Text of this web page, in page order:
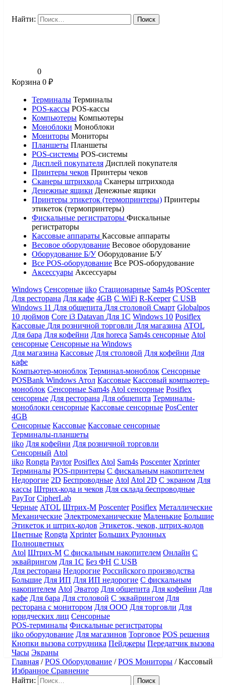
Найти:
0
Корзина 0 ₽
Терминалы Терминалы
POS-кассы POS-кассы
Компьютеры Компьютеры
Моноблоки Моноблоки
Мониторы Мониторы
Планшеты Планшеты
POS-системы POS-системы
Дисплей покупателя Дисплей покупателя
Принтеры чеков Принтеры чеков
Сканеры штрихкода Сканеры штрихкода
Денежные ящики Денежные ящики
Принтеры этикеток (термопринтеры) Принтеры
этикеток (термопринтеры)
Фискальные регистраторы Фискальные
регистраторы
Кассовые аппараты Кассовые аппараты
Весовое оборудование Весовое оборудование
Оборудование Б/У Оборудование Б/У
Все POS-оборудование Все POS-оборудование
Аксессуары Аксессуары
Windows Сенсорные iiko Стационарные Sam4s POScenter
Для ресторана Для кафе 4GB С WiFi R-Keeper С USB
Windows 11 Для общепита Для столовой Смарт Globalpos
10 дюймов Core i3 Datavan Для 1С Windows 10 Posiflex
Кассовые Для розничной торговли Для магазина ATOL
Для бара Для кофейни Для horeca Sam4s сенсорные Atol
сенсорные Сенсорные на Windows
Для магазина Кассовые Для столовой Для кофейни Для
кафе
Компьютер-моноблок Терминал-моноблок Сенсорные
POSBank Windows Атол Кассовые Кассовый компьютер-
моноблок Сенсорные Sam4s Atol сенсорные Posiflex
сенсорные Для ресторана Для общепита Терминалы-
моноблоки сенсорные Кассовые сенсорные PosCenter
4GB
Сенсорные Кассовые Кассовые сенсорные
Терминалы-планшеты
iiko Для кофейни Для розничной торговли
Сенсорный Atol
iiko Rongta Paytor Posiflex Atol Sam4s Poscenter Xprinter
Терминалы POS-принтеры С фискальным накопителем
Недорогие 2D Беспроводные Atol Atol 2D С экраном Для
кассы Штрих-кода и чеков Для склада беспроводные
PayTor CipherLab
Черные ATOL Штрих-М Poscenter Posiflex Металлические
Механические Электромеханические Маленькие Большие
Этикеток и штрих-кодов Этикеток, чеков, штрих-кодов
Цветные Rongta Xprinter Больших Рулонных
Полноцветных
Atol Штрих-М С фискальным накопителем Онлайн С
эквайрингом Для 1С Без ФН С USB
Для ресторана Недорогие Российского производства
Большие Для ИП Для ИП недорогие С фискальным
накопителем Atol Эватор Для общепита Для кофейни Для
кафе Для бара Для столовой С эквайрингом Для
ресторана с монитором Для ООО Для торговли Для
юридческих лиц Сенсорные
POS-терминалы Фискальные регистраторы
iiko оборудование Для магазинов Торговое POS решения
Кнопки вызова сотрудника Пейджеры Передатчик вызова
Часы Экраны
Главная /POS Оборудование /POS Мониторы /Кассовый
Избранное Сравнение
Найти: